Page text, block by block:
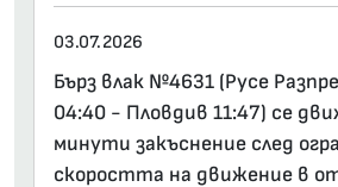
03.07.2026
Бърз влак №4631 (Русе
04:40 - Пловдив 11:47) се
минути закъснение след
скоростта на движение в